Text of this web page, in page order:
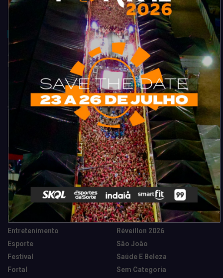
Acompanhe todas as novidades do entretenimento na região de
Fortaleza. Dicas, promoções, coberturas exclusivas e muito mais.
Categorias
Camarote Vip Junino
Cidade
Destaques
Entretenimento
Esporte
Festival
Fortal
Marketing E Negócios
Música
News Tech
Réveillon 2026
São João
Saúde E Beleza
Sem Categoria